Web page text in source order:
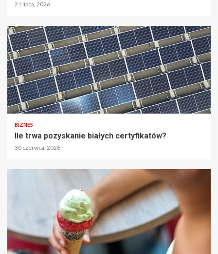
21 lipca, 2026
BIZNES
Ile trwa pozyskanie białych certyfikatów?
30 czerwca, 2026